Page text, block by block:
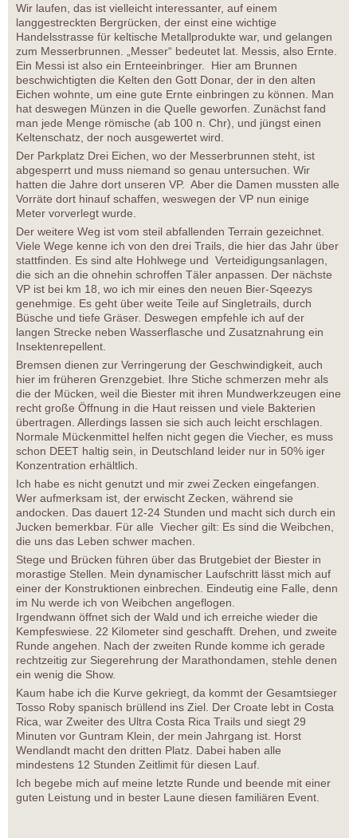
Wir laufen, das ist vielleicht interessanter, auf einem
langgestreckten Bergrücken, der einst eine wichtige
Handelsstrasse für keltische Metallprodukte war, und gelangen
zum Messerbrunnen. „Messer“ bedeutet lat. Messis, also Ernte.
Ein Messi ist also ein Ernteeinbringer. Hier am Brunnen
beschwichtigten die Kelten den Gott Donar, der in den alten
Eichen wohnte, um eine gute Ernte einbringen zu können. Man
hat deswegen Münzen in die Quelle geworfen. Zunächst fand
man jede Menge römische (ab 100 n. Chr), und jüngst einen
Keltenschatz, der noch ausgewertet wird.
Der Parkplatz Drei Eichen, wo der Messerbrunnen steht, ist
abgesperrt und muss niemand so genau untersuchen. Wir
hatten die Jahre dort unseren VP. Aber die Damen mussten alle
Vorräte dort hinauf schaffen, weswegen der VP nun einige
Meter vorverlegt wurde.
Der weitere Weg ist vom steil abfallenden Terrain gezeichnet.
Viele Wege kenne ich von den drei Trails, die hier das Jahr über
stattfinden. Es sind alte Hohlwege und Verteidigungsanlagen,
die sich an die ohnehin schroffen Täler anpassen. Der nächste
VP ist bei km 18, wo ich mir eines den neuen Bier-Sqeezys
genehmige. Es geht über weite Teile auf Singletrails, durch
Büsche und tiefe Gräser. Deswegen empfehle ich auf der
langen Strecke neben Wasserflasche und Zusatznahrung ein
Insektenrepellent.
Bremsen dienen zur Verringerung der Geschwindigkeit, auch
hier im früheren Grenzgebiet. Ihre Stiche schmerzen mehr als
die der Mücken, weil die Biester mit ihren Mundwerkzeugen eine
recht große Öffnung in die Haut reissen und viele Bakterien
übertragen. Allerdings lassen sie sich auch leicht erschlagen.
Normale Mückenmittel helfen nicht gegen die Viecher, es muss
schon DEET haltig sein, in Deutschland leider nur in 50% iger
Konzentration erhältlich.
Ich habe es nicht genutzt und mir zwei Zecken eingefangen.
Wer aufmerksam ist, der erwischt Zecken, während sie
andocken. Das dauert 12-24 Stunden und macht sich durch ein
Jucken bemerkbar. Für alle Viecher gilt: Es sind die Weibchen,
die uns das Leben schwer machen.
Stege und Brücken führen über das Brutgebiet der Biester in
morastige Stellen. Mein dynamischer Laufschritt lässt mich auf
einer der Konstruktionen einbrechen. Eindeutig eine Falle, denn
im Nu werde ich von Weibchen angeflogen.
Irgendwann öffnet sich der Wald und ich erreiche wieder die
Kempfeswiese. 22 Kilometer sind geschafft. Drehen, und zweite
Runde angehen. Nach der zweiten Runde komme ich gerade
rechtzeitig zur Siegerehrung der Marathondamen, stehle denen
ein wenig die Show.
Kaum habe ich die Kurve gekriegt, da kommt der Gesamtsieger
Tosso Roby spanisch brüllend ins Ziel. Der Croate lebt in Costa
Rica, war Zweiter des Ultra Costa Rica Trails und siegt 29
Minuten vor Guntram Klein, der mein Jahrgang ist. Horst
Wendlandt macht den dritten Platz. Dabei haben alle
mindestens 12 Stunden Zeitlimit für diesen Lauf.
Ich begebe mich auf meine letzte Runde und beende mit einer
guten Leistung und in bester Laune diesen familiären Event.